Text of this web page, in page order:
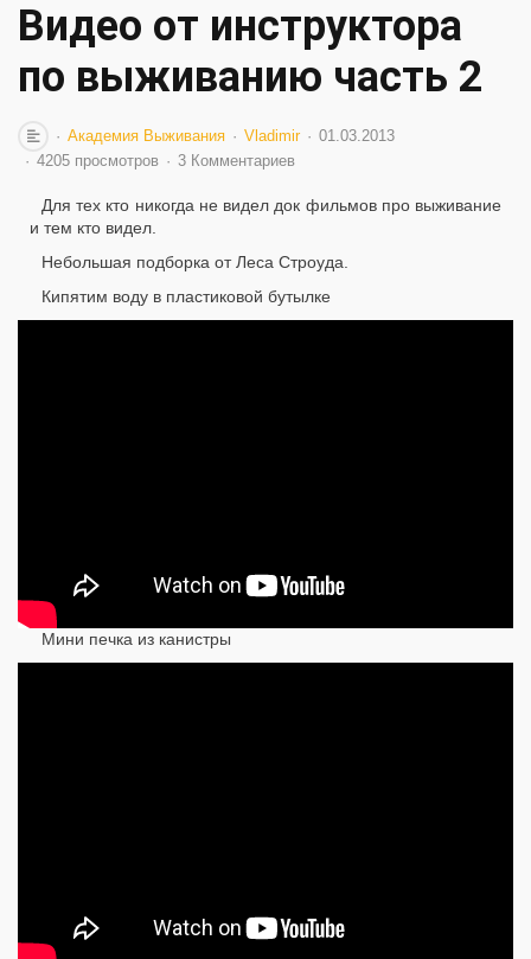
Видео от инструктора
по выживанию часть 2
Академия Выживания Vladimir
01.03.2013
4205 просмотров
3 Комментариев
Для тех кто никогда не видел док фильмов про выживание
и тем кто видел.
Небольшая подборка от Леса Строуда.
Кипятим воду в пластиковой бутылке
Мини печка из канистры